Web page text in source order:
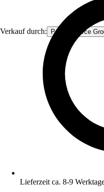
Verkauf durch: Procommerce
Lieferzeit ca. 8-9